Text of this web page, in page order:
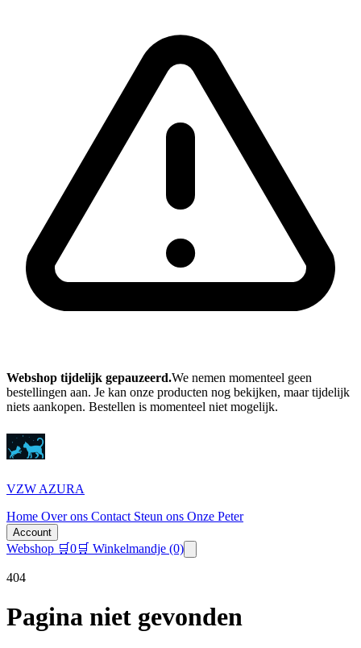
Webshop tijdelijk gepauzeerd.We nemen momenteel geen
bestellingen aan. Je kan onze producten nog bekijken, maar tijdelijk
niets aankopen. Bestellen is momenteel niet mogelijk.
VZW AZURA
Home Over ons Contact Steun ons Onze Peter
Account
Webshop 🛒0🛒 Winkelmandje (0)
404
Pagina niet gevonden